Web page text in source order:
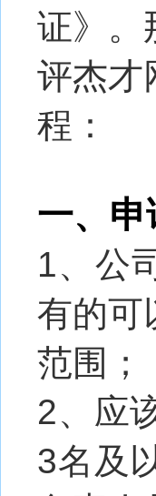
证》。
评杰才
程：
一、
1、公
有的可
范围；
2、应
3名及